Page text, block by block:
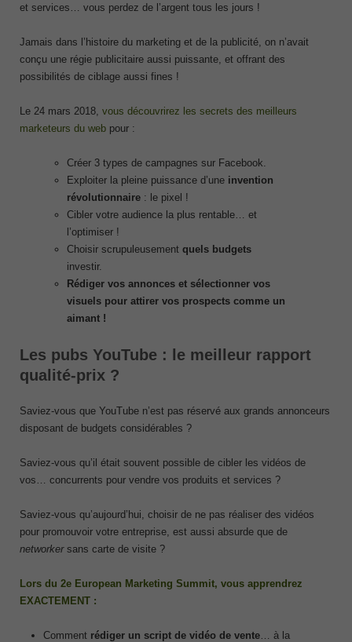
et services… vous perdez de l’argent tous les jours !
Jamais dans l’histoire du marketing et de la publicité, on n’avait
conçu une régie publicitaire aussi puissante, et offrant des
possibilités de ciblage aussi fines !
Le 24 mars 2018, vous découvrirez les secrets des meilleurs
marketeurs du web pour :
Créer 3 types de campagnes sur Facebook.
Exploiter la pleine puissance d’une invention
révolutionnaire : le pixel !
Cibler votre audience la plus rentable… et
l’optimiser !
Choisir scrupuleusement quels budgets
investir.
Rédiger vos annonces et sélectionner vos
visuels pour attirer vos prospects comme un
aimant !
Les pubs YouTube : le meilleur rapport
qualité-prix ?
Saviez-vous que YouTube n’est pas réservé aux grands annonceurs
disposant de budgets considérables ?
Saviez-vous qu’il était souvent possible de cibler les vidéos de
vos… concurrents pour vendre vos produits et services ?
Saviez-vous qu’aujourd’hui, choisir de ne pas réaliser des vidéos
pour promouvoir votre entreprise, est aussi absurde que de
networkersans carte de visite ?
Lors du 2e European Marketing Summit, vous apprendrez
EXACTEMENT :
Comment rédiger un script de vidéo de vente… à la